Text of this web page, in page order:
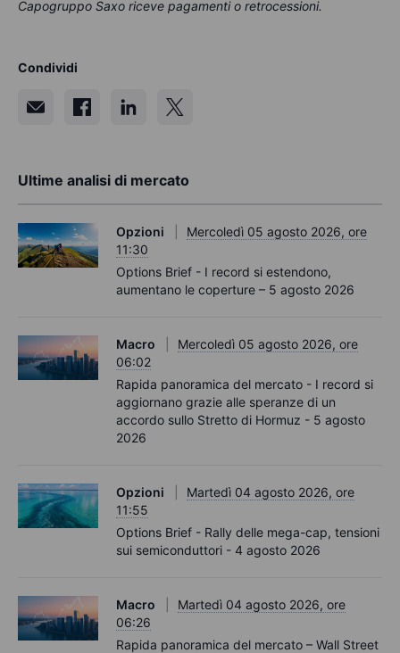
Capogruppo Saxo riceve pagamenti o retrocessioni.
Condividi
Ultime analisi di mercato
Opzioni
Mercoledì 05 agosto 2026, ore
11:30
Options Brief - I record si estendono,
aumentano le coperture – 5 agosto 2026
Macro
Mercoledì 05 agosto 2026, ore
06:02
Rapida panoramica del mercato - I record si
aggiornano grazie alle speranze di un
accordo sullo Stretto di Hormuz - 5 agosto
2026
Opzioni
Martedì 04 agosto 2026, ore
11:55
Options Brief - Rally delle mega-cap, tensioni
sui semiconduttori - 4 agosto 2026
Macro
Martedì 04 agosto 2026, ore
06:26
Rapida panoramica del mercato – Wall Street